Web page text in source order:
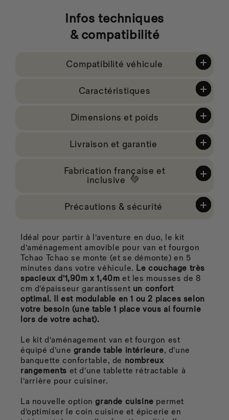
Infos techniques
& compatibilité
Compatibilité véhicule
Caractéristiques
Dimensions et poids
Livraison et garantie
Fabrication française et
inclusive 💚
Précautions & sécurité
Idéal pour partir à l'aventure en duo, le kit
d'aménagement amovible pour van et fourgon
Tchao Tchao se monte (et se démonte) en 5
minutes dans votre véhicule. Le couchage très
spacieux d'1,90m ​​​​​​​​​​x 1,40m et les mousses de 8
cm d'épaisseur garantissent un confort
optimal. Il est modulable en 1 ou 2 places selon
votre besoin (une table 1 place vous ai fournie
lors de votre achat).
Le kit d'aménagement van et fourgon est
équipé d'une grande table intérieure, d'une
banquette confortable, de nombreux
rangements et d'une tablette rétractable à
l'arrière pour cuisiner.
La nouvelle optiongrande cuisine permet
d'optimiser le coin cuisine et épicerie en